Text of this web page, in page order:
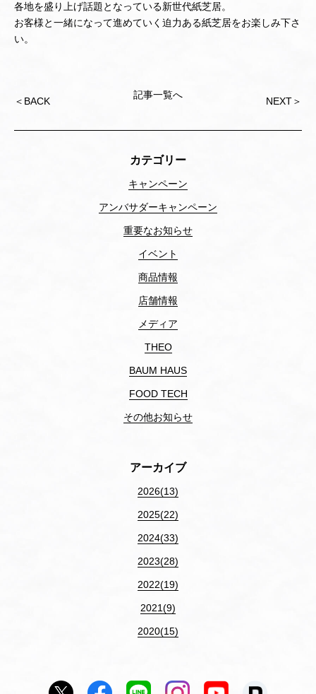
各地を盛り上げ話題となっている新世代紙芝居。
お客様と一緒になって進めていく迫力ある紙芝居をお楽しみ下さ
い。
記事一覧へ
投
＜ BACK NEXT＞
カテゴリー
キャンペーン
アンバサダーキャンペーン
重要なお知らせ
イベント
商品情報
店舗情報
メディア
THEO
BAUM HAUS
FOOD TECH
その他お知らせ
アーカイブ
2026(13)
2025(22)
2024(33)
2023(28)
2022(19)
2021(9)
2020(15)